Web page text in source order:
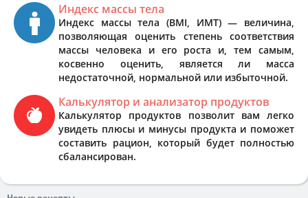
Индекс массы тела
Индекс массы тела (BMI, ИМТ) — величина,
позволяющая оценить степень соответствия
массы человека и его роста и, тем самым,
косвенно оценить, является ли масса
недостаточной, нормальной или избыточной.
Калькулятор и анализатор продуктов
Калькулятор продуктов позволит вам легко
увидеть плюсы и минусы продукта и поможет
составить рацион, который будет полностью
сбалансирован.